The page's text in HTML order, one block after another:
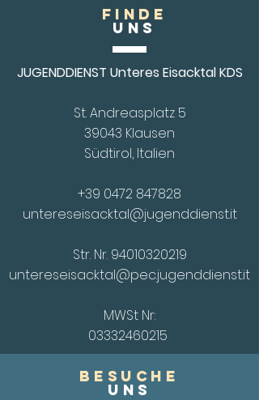
FINDE
Uns
JUGENDDIENST Unteres Eisacktal KDS
St. Andreasplatz 5
39043 Klausen
Südtirol, Italien
+39 0472 847828
untereseisacktal@jugenddienst.it
Str. Nr. 94010320219
untereseisacktal@pec.jugenddienst.it
MWSt Nr:
03332460215
Besuche
UnS